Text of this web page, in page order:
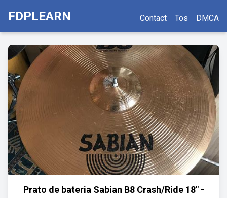
FDPLEARN Contact Tos DMCA
Prato de bateria Sabian B8 Crash/Ride 18" -